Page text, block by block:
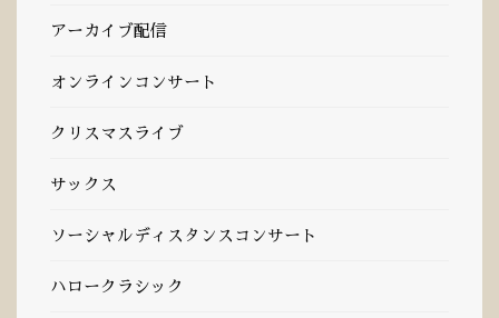
アーカイブ配信
オンラインコンサート
クリスマスライブ
サックス
ソーシャルディスタンスコンサート
ハロークラシック